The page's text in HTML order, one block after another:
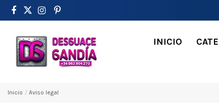
INICIO
Inicio Aviso legal